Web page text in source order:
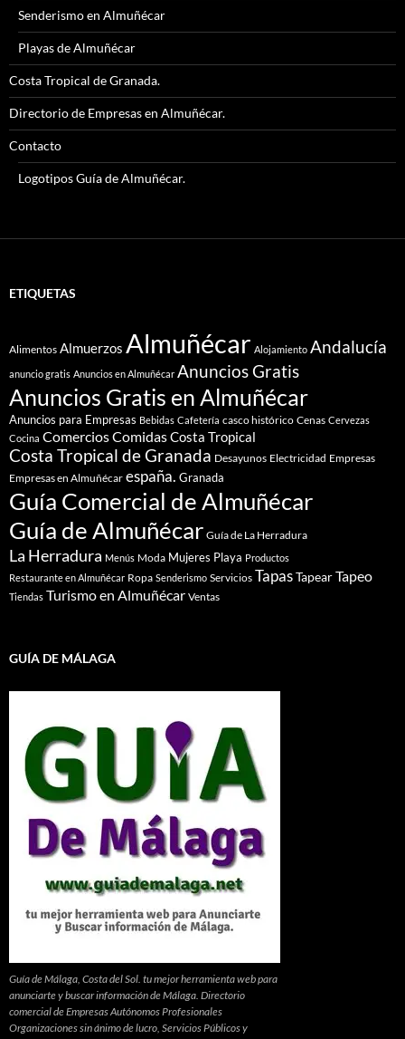
Senderismo en Almuñécar
Playas de Almuñécar
Costa Tropical de Granada.
Directorio de Empresas en Almuñécar.
Contacto
Logotipos Guía de Almuñécar.
ETIQUETAS
Alimentos Almuerzos Almuñécar Alojamiento Andalucía
anuncio gratis Anuncios en Almuñécar Anuncios Gratis
Anuncios Gratis en Almuñécar
Anuncios para Empresas Bebidas Cafetería casco histórico Cenas Cervezas
Cocina ComerciosComidasCosta Tropical
Costa Tropical de Granada Desayunos Electricidad Empresas
Empresas en Almuñécar españa. Granada
Guía Comercial de Almuñécar
Guía de Almuñécar Guía de La Herradura
La Herradura Menús Moda Mujeres Playa Productos
Restaurante en Almuñécar Ropa Senderismo Servicios TapasTapearTapeo
Tiendas Turismo en Almuñécar Ventas
GUÍA DE MÁLAGA
Guía de Málaga, Costa del Sol. tu mejor herramienta web para
anunciarte y buscar información de Málaga. Directorio
comercial de Empresas Autónomos Profesionales
Organizaciones sin ánimo de lucro, Servicios Públicos y